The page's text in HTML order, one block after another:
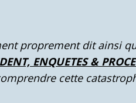
proprement dit ainsi
ENQUETES &
cette